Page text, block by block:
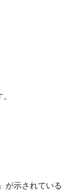
が示されている